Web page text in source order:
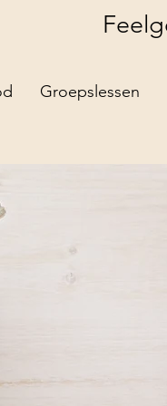
Groepslessen